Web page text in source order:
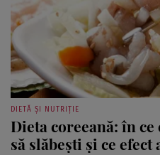
DIETĂ ȘI NUTRIȚIE
Dieta coreeană: în
să slăbeşti şi ce